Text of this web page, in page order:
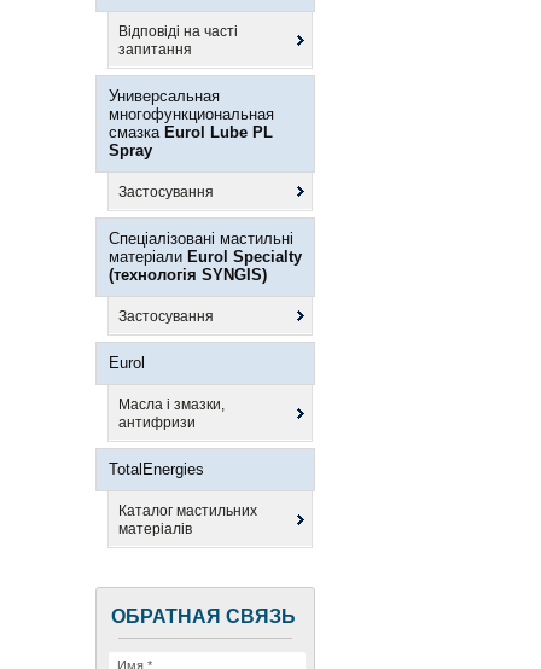
Відповіді на часті
запитання
Универсальная
многофункциональная
смазка Eurol Lube PL
Spray
Застосування
Спеціалізовані мастильні
матеріали Eurol Specialty
(технологія SYNGIS)
Застосування
Eurol
Масла і змазки,
антифризи
TotalEnergies
Каталог мастильних
матеріалів
ОБРАТНАЯ СВЯЗЬ